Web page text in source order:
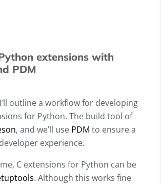
extensions with
PDM
outline a workflow for developing
for Python. The build tool of
, and we’ll use PDM to ensure a
experience.
C extensions for Python can be
. Although this works fine